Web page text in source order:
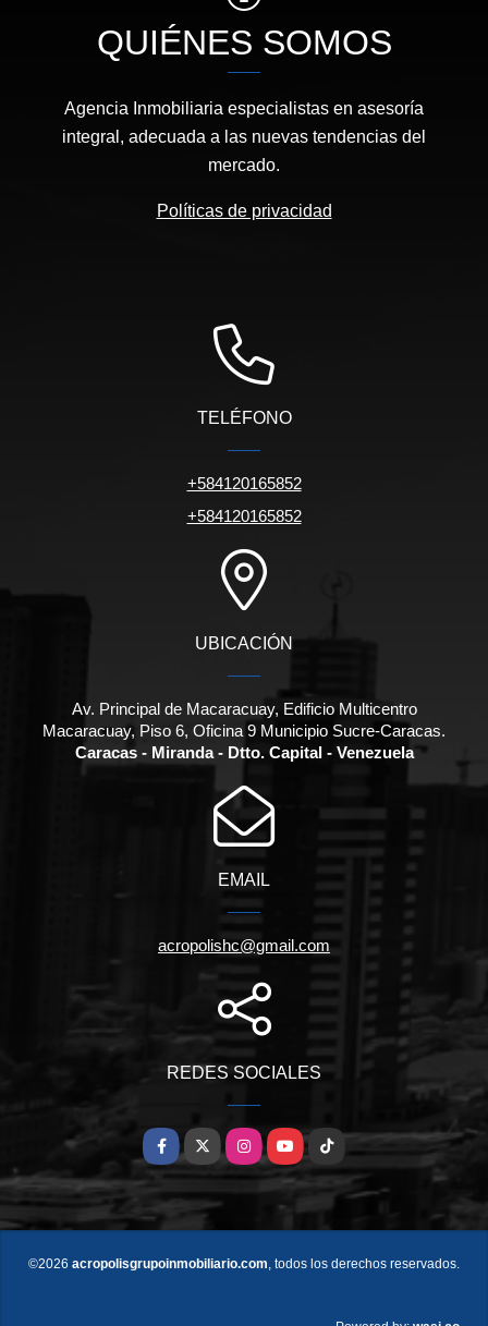
QUIÉNES SOMOS
Agencia Inmobiliaria especialistas en asesoría
integral, adecuada a las nuevas tendencias del
mercado.
Políticas de privacidad
TELÉFONO
+584120165852
+584120165852
UBICACIÓN
Av. Principal de Macaracuay, Edificio Multicentro
Macaracuay, Piso 6, Oficina 9 Municipio Sucre-Caracas.
Caracas - Miranda - Dtto. Capital - Venezuela
EMAIL
acropolishc@gmail.com
REDES SOCIALES
Facebook
X InstagramYouTubeTikTok
©2026 acropolisgrupoinmobiliario.com, todos los derechos reservados.